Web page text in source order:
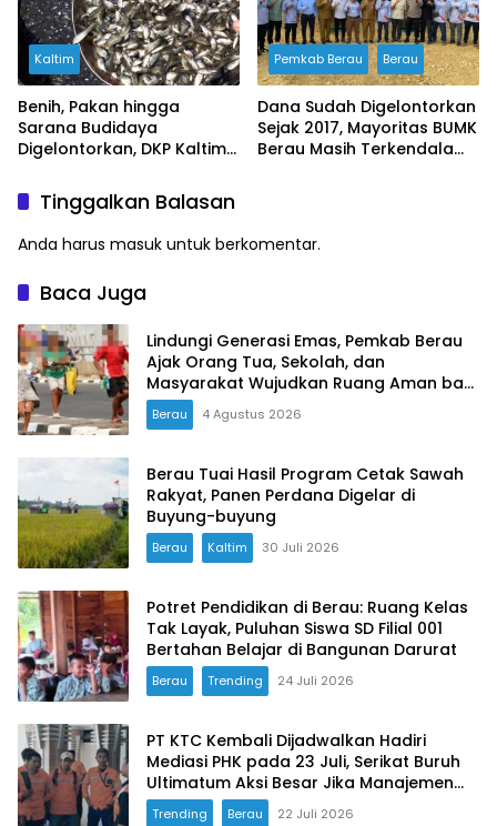
Kaltim
Benih, Pakan hingga
Sarana Budidaya
Digelontorkan, DKP Kaltim
Kelas dan Mandiri
Pemkab Berau Berau
Dana Sudah Digelontorkan
Sejak 2017, Mayoritas BUMK
Berau Masih Terkendala
Tinggalkan Balasan
Anda harus masuk untuk berkomentar.
Baca Juga
Lindungi Generasi Emas, Pemkab Berau
Ajak Orang Tua, Sekolah, dan
Masyarakat Wujudkan Ruang Aman bagi
Anak
Berau 4 Agustus 2026
Berau Tuai Hasil Program Cetak Sawah
Rakyat, Panen Perdana Digelar di
Buyung-buyung
Berau Kaltim 30 Juli 2026
Potret Pendidikan di Berau: Ruang Kelas
Tak Layak, Puluhan Siswa SD Filial 001
Bertahan Belajar di Bangunan Darurat
Berau Trending 24 Juli 2026
PT KTC Kembali Dijadwalkan Hadiri
Mediasi PHK pada 23 Juli, Serikat Buruh
Ultimatum Aksi Besar Jika Manajemen
Mangkir Lagi
Trending Berau 22 Juli 2026